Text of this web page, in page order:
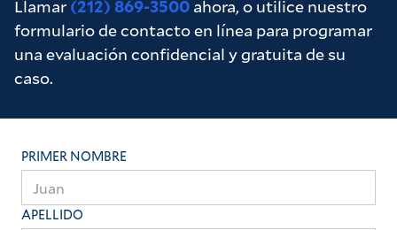
Llamar (212) 869-3500 ahora, o utilice nuestro
formulario de contacto en línea para programar
una evaluación confidencial y gratuita de su
caso.
PRIMER NOMBRE
APELLIDO